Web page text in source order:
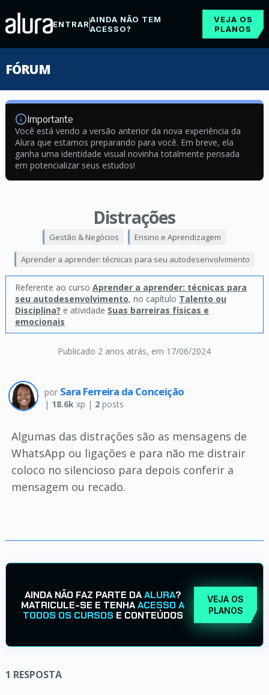
ENTRARAINDA NÃO TEM
ACESSO?
VEJA OS
PLANOS
FÓRUM
Importante
Você está vendo a versão anterior da nova experiência da
Alura que estamos preparando para você. Em breve, ela
ganha uma identidade visual novinha totalmente pensada
em potencializar seus estudos!
Distrações
Publicado 2 anos atrás, em 17/06/2024
Gestão & Negócios Ensino e Aprendizagem
Aprender a aprender: técnicas para seu autodesenvolvimento
Referente ao curso Aprender a aprender: técnicas para
seu autodesenvolvimento, no capítulo Talento ou
Disciplina? e atividade Suas barreiras físicas e
emocionais
por Sara Ferreira da Conceição
| 18.6kxp | 2posts
Algumas das distrações são as mensagens de
WhatsApp ou ligações e para não me distrair
coloco no silencioso para depois conferir a
mensagem ou recado.
AINDA NÃO FAZ PARTE DAALURA?
MATRICULE-SE E TENHAACESSO A
TODOS OS CURSOS E CONTEÚDOS
VEJA OS
PLANOS
1 RESPOSTA